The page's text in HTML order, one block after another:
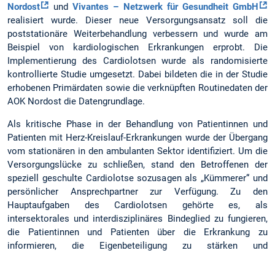
Nordost
undVivantes – Netzwerk für Gesundheit GmbH
realisiert wurde. Dieser neue Versorgungsansatz soll die
poststationäre Weiterbehandlung verbessern und wurde am
Beispiel von kardiologischen Erkrankungen erprobt. Die
Implementierung des Cardiolotsen wurde als randomisierte
kontrollierte Studie umgesetzt. Dabei bildeten die in der Studie
erhobenen Primärdaten sowie die verknüpften Routinedaten der
AOK Nordost die Datengrundlage.
Als kritische Phase in der Behandlung von Patientinnen und
Patienten mit Herz-Kreislauf-Erkrankungen wurde der Übergang
vom stationären in den ambulanten Sektor identifiziert. Um die
Versorgungslücke zu schließen, stand den Betroffenen der
speziell geschulte Cardiolotse sozusagen als „Kümmerer“ und
persönlicher Ansprechpartner zur Verfügung. Zu den
Hauptaufgaben des Cardiolotsen gehörte es, als
intersektorales und interdisziplinäres Bindeglied zu fungieren,
die Patientinnen und Patienten über die Erkrankung zu
informieren, die Eigenbeteiligung zu stärken und